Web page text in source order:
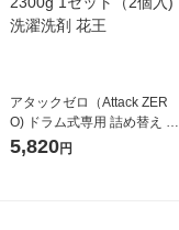
アタックゼロ（Attack ZER
O) ドラム式専用 詰め替え メ
ガジャンボ 2300g 1セット
5,820円